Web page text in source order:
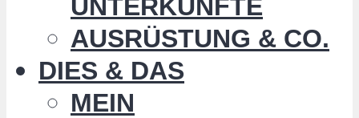
UNTERKÜNFTE
AUSRÜSTUNG & CO.
DIES & DAS
MEIN